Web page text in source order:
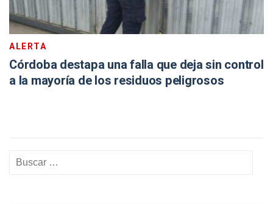
ALERTA
Córdoba destapa una falla que deja sin control
a la mayoría de los residuos peligrosos